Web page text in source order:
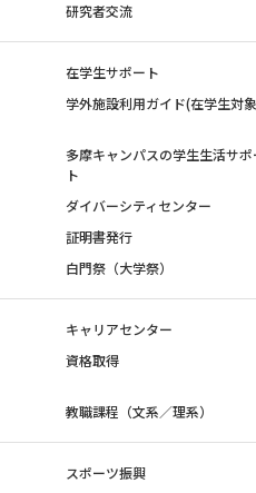
研究者交流
在学生サポート
学外施設利用ガイド(在学生対
多摩キャンパスの学生生活サポ
ト
ダイバーシティセンター
証明書発行
白門祭（大学祭）
キャリアセンター
資格取得
教職課程（文系／理系）
スポーツ振興